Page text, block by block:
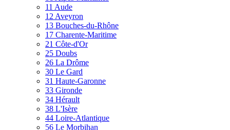
11 Aude
12 Aveyron
13 Bouches-du-Rhône
17 Charente-Maritime
21 Côte-d'Or
25 Doubs
26 La Drôme
30 Le Gard
31 Haute-Garonne
33 Gironde
34 Hérault
38 L'Isère
44 Loire-Atlantique
56 Le Morbihan